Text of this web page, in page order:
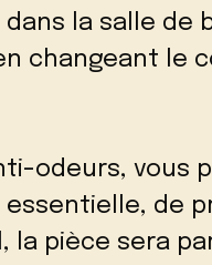
la salle de
changeant le
odeurs, vous
de
la pièce sera